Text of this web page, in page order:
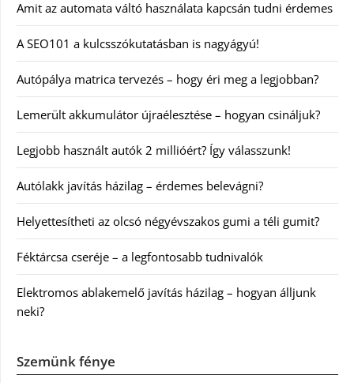
Amit az automata váltó használata kapcsán tudni érdemes
A SEO101 a kulcsszókutatásban is nagyágyú!
Autópálya matrica tervezés – hogy éri meg a legjobban?
Lemerült akkumulátor újraélesztése – hogyan csináljuk?
Legjobb használt autók 2 millióért? Így válasszunk!
Autólakk javítás házilag – érdemes belevágni?
Helyettesítheti az olcsó négyévszakos gumi a téli gumit?
Féktárcsa cseréje – a legfontosabb tudnivalók
Elektromos ablakemelő javítás házilag – hogyan álljunk
neki?
Szemünk fénye